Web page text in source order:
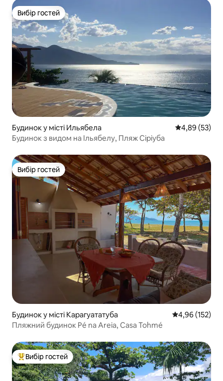
Вибір гостей
Вибір гостей
Будинок у місті Ильябела Середня
4,89 (53)
Будинок з видом на Ільябелу, Пляж Сіріуба
Вибір гостей
Вибір гостей
Будинок у місті Карагуататуба Середня
4,96 (152)
Пляжний будинок Pé na Areia, Casa Tohmé
Топ вибір гостей
Вибір гостей